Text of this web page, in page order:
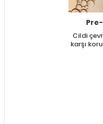
Cildi
karşı